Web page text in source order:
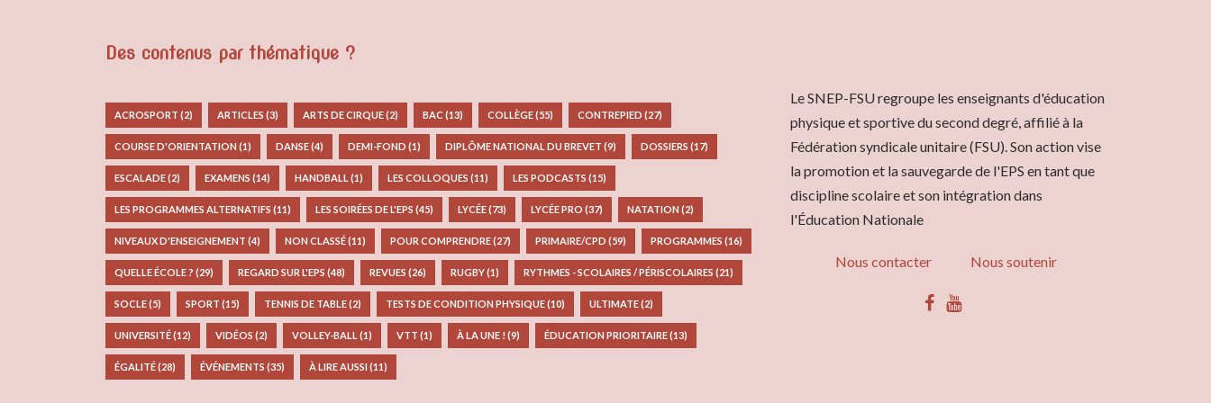
Des contenus par thématique ?
ACROSPORT (2) ARTICLES (3) ARTS DE CIRQUE(2) BAC (13) COLLÈGE(55) CONTREPIED (27)
COURSE D'ORIENTATION (1) DANSE(4) DEMI-FOND (1) DIPLÔME NATIONAL DU BREVET (9) DOSSIERS (17)
ESCALADE(2) EXAMENS (14) HANDBALL (1) LES COLLOQUES (11) LES PODCASTS (15)
LES PROGRAMMES ALTERNATIFS (11) LES SOIRÉES DE L'EPS (45) LYCÉE(73) LYCÉE PRO (37) NATATION (2)
NIVEAUX D'ENSEIGNEMENT (4) NON CLASSÉ(11) POUR COMPRENDRE(27) PRIMAIRE/CPD (59) PROGRAMMES (16)
QUELLE ÉCOLE ? (29) REGARD SUR L'EPS (48) REVUES (26) RUGBY(1) RYTHMES - SCOLAIRES / PÉRISCOLAIRES (21)
SOCLE(5) SPORT (15) TENNIS DE TABLE(2) TESTS DE CONDITION PHYSIQUE(10) ULTIMATE(2)
UNIVERSITÉ(12) VIDÉOS (2) VOLLEY-BALL (1) VTT (1) À LA UNE ! (9) ÉDUCATION PRIORITAIRE(13)
ÉGALITÉ(28) ÉVÉNEMENTS (35) À LIRE AUSSI (11)
Le SNEP-FSU regroupe les enseignants d'éducation
physique et sportive du second degré, affilié à la
Fédération syndicale unitaire (FSU). Son action vise
la promotion et la sauvegarde de l'EPS en tant que
discipline scolaire et son intégration dans
l'Éducation Nationale
Nous contacter Nous soutenir